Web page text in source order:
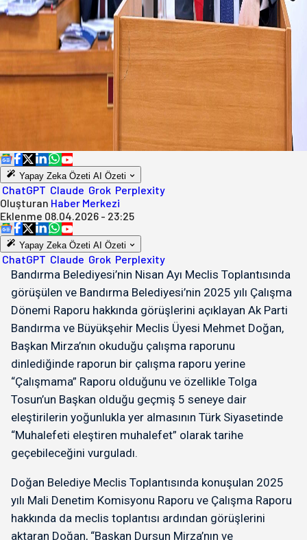
Yapay Zeka Özeti AI Özeti
ChatGPT Claude Grok Perplexity
Oluşturan Haber Merkezi
Eklenme 08.04.2026 - 23:25
Yapay Zeka Özeti AI Özeti
ChatGPT Claude Grok Perplexity
Bandırma Belediyesi’nin Nisan Ayı Meclis Toplantısında
görüşülen ve Bandırma Belediyesi’nin 2025 yılı Çalışma
Dönemi Raporu hakkında görüşlerini açıklayan Ak Parti
Bandırma ve Büyükşehir Meclis Üyesi Mehmet Doğan,
Başkan Mirza’nın okuduğu çalışma raporunu
dinlediğinde raporun bir çalışma raporu yerine
“Çalışmama” Raporu olduğunu ve özellikle Tolga
Tosun’un Başkan olduğu geçmiş 5 seneye dair
eleştirilerin yoğunlukla yer almasının Türk Siyasetinde
“Muhalefeti eleştiren muhalefet” olarak tarihe
geçebileceğini vurguladı.
Doğan Belediye Meclis Toplantısında konuşulan 2025
yılı Mali Denetim Komisyonu Raporu ve Çalışma Raporu
hakkında da meclis toplantısı ardından görüşlerini
aktaran Doğan, “Başkan Dursun Mirza’nın ve